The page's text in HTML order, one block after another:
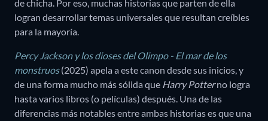
de chicha. Por eso, muchas historias que parten de ella
logran desarrollar temas universales que resultan creíbles
para la mayoría.
Percy Jackson y los dioses del Olimpo - El mar de los
monstruos(2025) apela a este canon desde sus inicios, y
de una forma mucho más sólida que Harry Potterno logra
hasta varios libros (o películas) después. Una de las
diferencias más notables entre ambas historias es que una